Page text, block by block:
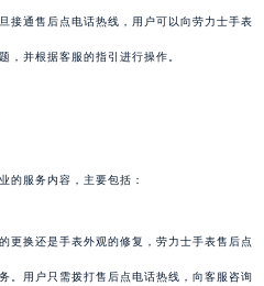
接通售后点电话热线，用户可以向劳力士手表
，并根据客服的指引进行操作。
的服务内容，主要包括：
更换还是手表外观的修复，劳力士手表售后点
。用户只需拨打售后点电话热线，向客服咨询